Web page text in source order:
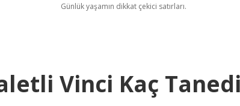
Günlük yaşamın dikkat çekici satırları.
Vinci Kaç